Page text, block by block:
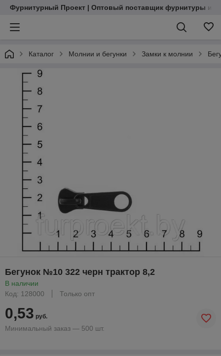
Фурнитурный Проект | Оптовый поставщик фурнитуры и
Каталог Молнии и бегунки Замки к молнии
Бегунок №10 322 черн трактор 8,2
В наличии
Код: 128000
Только опт
0,53 руб.
Минимальный заказ — 500 шт.